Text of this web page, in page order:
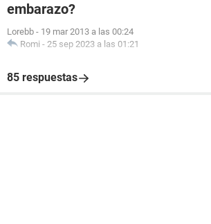
embarazo?
Lorebb - 19 mar 2013 a las 00:24
Romi - 25 sep 2023 a las 01:21
85 respuestas